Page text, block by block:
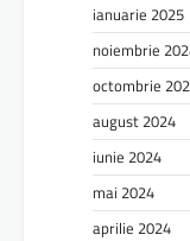
ianuarie 2025
noiembrie
octombrie
august 2024
iunie 2024
mai 2024
aprilie 2024